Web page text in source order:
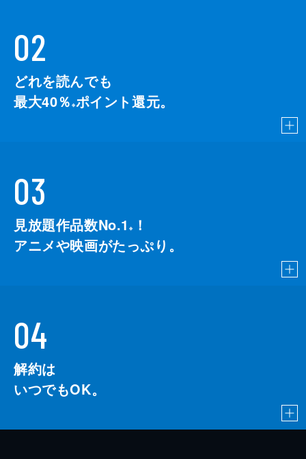
02
どれを読んでも
最大40％ ※ポイント還元。
03
見放題作品数No.1 ※
！
アニメや映画がたっぷり。
04
解約は
いつでもOK。